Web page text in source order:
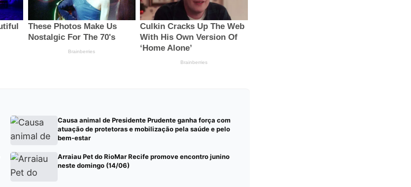
Causa animal de Presidente Prudente ganha força com
atuação de protetoras e mobilização pela saúde e pelo
bem-estar
Arraiau Pet do RioMar Recife promove encontro junino
neste domingo (14/06)